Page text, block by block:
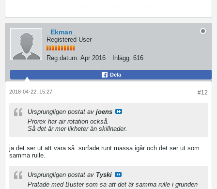
_Ekman_
Registered User
Reg.datum: Apr 2016 Inlägg: 616
Dela
#12
2018-04-22, 15:27
Ursprungligen postat av joens
Prorex har air rotation också.
Så det är mer likheter än skillnader.
ja det ser ut att vara så. surfade runt massa igår och det ser ut som
samma rulle.
Ursprungligen postat av Tyski
Pratade med Buster som sa att det är samma rulle i grunden